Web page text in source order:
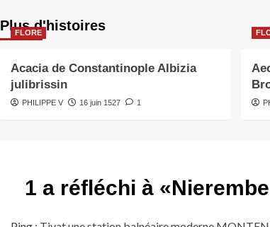
Plus d'histoires
FLORE
Acacia de Constantinople Albizia
julibrissin
PHILIPPE V 16 juin 1527 1
1 a réfléchi à «